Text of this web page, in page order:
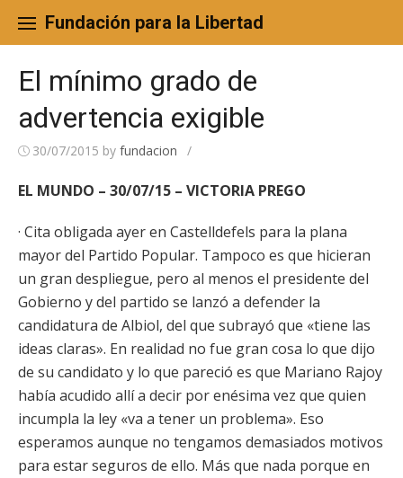
content
Fundación para la Libertad
El mínimo grado de
advertencia exigible
30/07/2015 by fundacion /
EL MUNDO – 30/07/15 – VICTORIA PREGO
· Cita obligada ayer en Castelldefels para la plana
mayor del Partido Popular. Tampoco es que hicieran
un gran despliegue, pero al menos el presidente del
Gobierno y del partido se lanzó a defender la
candidatura de Albiol, del que subrayó que «tiene las
ideas claras». En realidad no fue gran cosa lo que dijo
de su candidato y lo que pareció es que Mariano Rajoy
había acudido allí a decir por enésima vez que quien
incumpla la ley «va a tener un problema». Eso
esperamos aunque no tengamos demasiados motivos
para estar seguros de ello. Más que nada porque en